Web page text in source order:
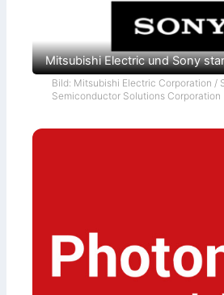
Mitsubishi Electric und Sony
Bild: Mitsubishi Electric Corporation /
Semiconductor Solutions Corporation